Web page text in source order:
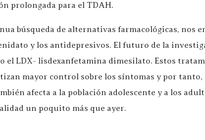
prolongada para el TDAH.
búsqueda de alternativas farmacológicas, nos
y los antidepresivos. El futuro de la
el LDX- lisdexanfetamina dimesilato. Estos
mayor control sobre los síntomas y por tanto,
afecta a la población adolescente y a los
un poquito más que ayer.